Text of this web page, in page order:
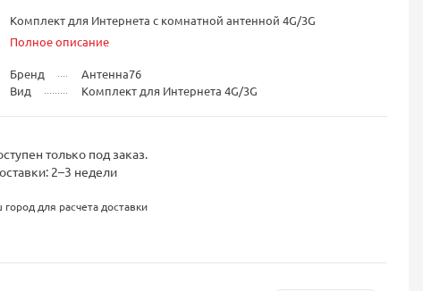
Комплект для Интернета с комнатной антенной 4G/3G
Полное описание
Бренд
Антенна76
Вид
Комплект для Интернета 4G/3G
только под заказ.
2–3 недели
для расчета доставки